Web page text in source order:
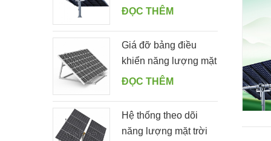
cọc tự động với 10
ĐỌC THÊM
Giá đỡ bảng điều
khiển năng lượng mặt
trời dễ dàng bằng
ĐỌC THÊM
Hệ thống theo dõi
năng lượng mặt trời